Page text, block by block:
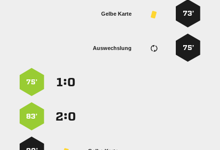
73’
Gelbe Karte
75’
Auswechslung
:
75’
:
83’